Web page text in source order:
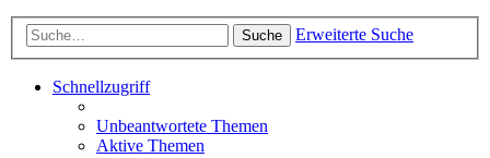
Suche Erweiterte Suche
Schnellzugriff
Unbeantwortete Themen
Aktive Themen